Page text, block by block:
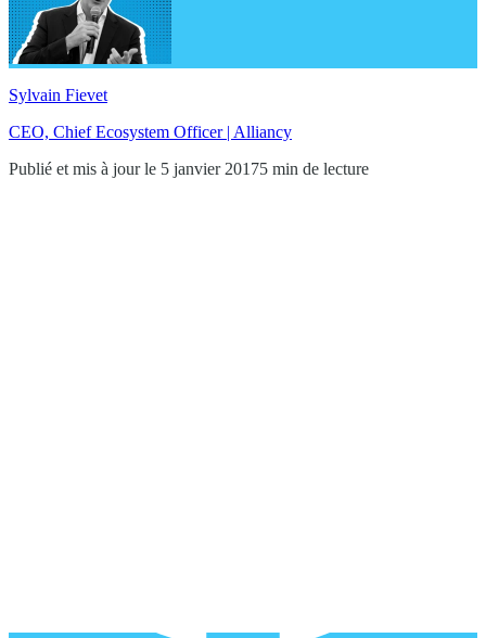
Sylvain Fievet
CEO, Chief Ecosystem Officer | Alliancy
Publié et mis à jour le 5 janvier 20175 min de lecture